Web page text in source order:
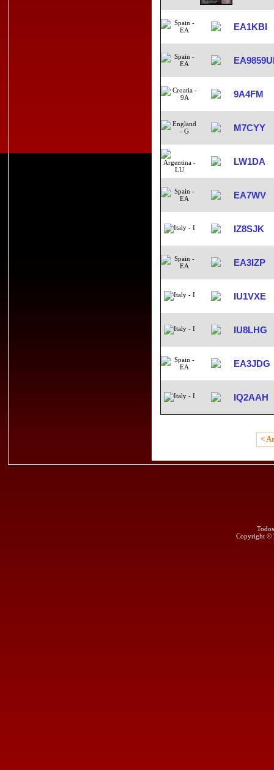
EA1KBI
9A4FM
M7CYY
LW1DA
EA7WV
IZ8SJK
EA3IZP
IU1VXE
IU8LHG
EA3JDG
IQ2AAH
<
Copyright ©